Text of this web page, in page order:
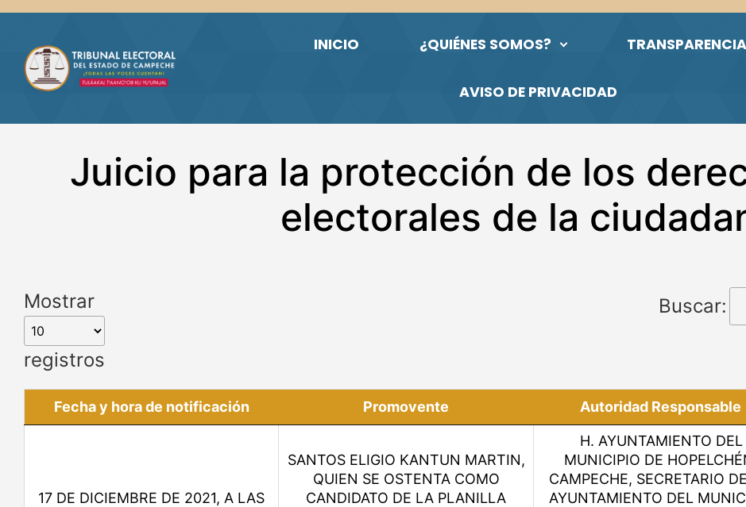
Skip to main content
INICIO ¿QUIÉNES SOMOS? TRANSPARENCIA
AVISO DE PRIVACIDAD
Juicio para la protección de los
electorales de la
Mostrar
registros
Buscar:
Fecha y hora de notificación Promovente Autoridad Responsable
17 DE DICIEMBRE DE 2021, A LAS
SANTOS ELIGIO KANTUN MARTIN,
QUIEN SE OSTENTA COMO
CANDIDATO DE LA PLANILLA
H. AYUNTAMIENTO DEL
MUNICIPIO DE
CAMPECHE, SECRETARIO
AYUNTAMIENTO DEL